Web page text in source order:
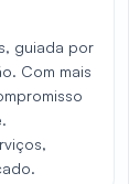
guiada por
Com mais